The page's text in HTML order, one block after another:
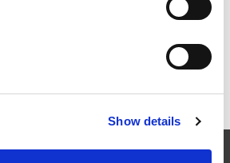
Show details